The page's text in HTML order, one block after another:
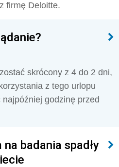
firmę Deloitte.
skrócony z 4 do 2 dni,
z tego urlopu
najpóźniej godzinę przed
badania spadły